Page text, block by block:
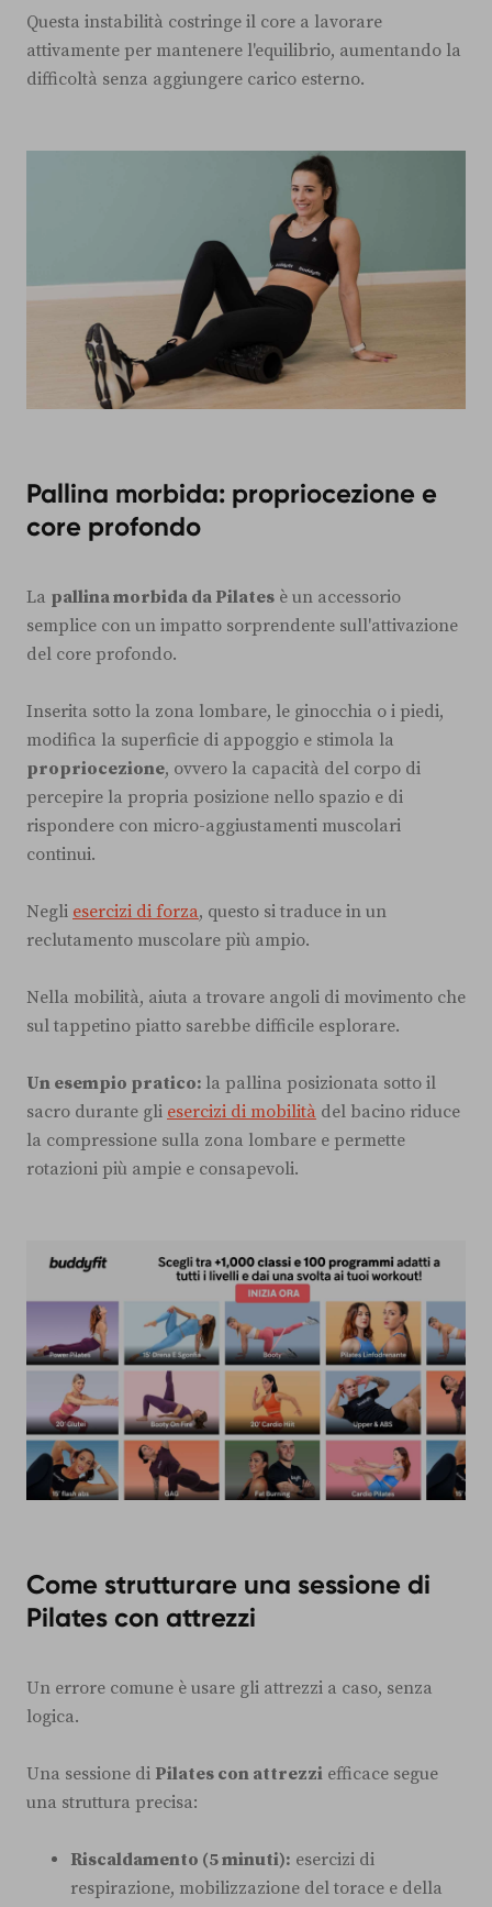
Questa instabilità costringe il core a lavorare
attivamente per mantenere l'equilibrio, aumentando la
difficoltà senza aggiungere carico esterno.
Pallina morbida: propriocezione e
core profondo
La pallina morbida da Pilates è un accessorio
semplice con un impatto sorprendente sull'attivazione
del core profondo.
Inserita sotto la zona lombare, le ginocchia o i piedi,
modifica la superficie di appoggio e stimola la
propriocezione, ovvero la capacità del corpo di
percepire la propria posizione nello spazio e di
rispondere con micro-aggiustamenti muscolari
continui.
Negli esercizi di forza, questo si traduce in un
reclutamento muscolare più ampio.
Nella mobilità, aiuta a trovare angoli di movimento che
sul tappetino piatto sarebbe difficile esplorare.
Un esempio pratico: la pallina posizionata sotto il
sacro durante gli esercizi di mobilità del bacino riduce
la compressione sulla zona lombare e permette
rotazioni più ampie e consapevoli.
Come strutturare una sessione di
Pilates con attrezzi
Un errore comune è usare gli attrezzi a caso, senza
logica.
Una sessione di Pilates con attrezzi efficace segue
una struttura precisa:
Riscaldamento (5 minuti): esercizi di
respirazione, mobilizzazione del torace e della